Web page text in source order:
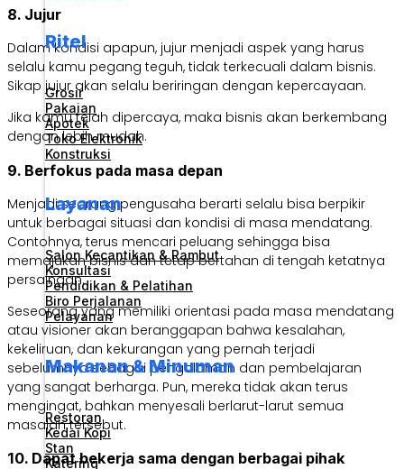
Ritel
Grosir
Pakaian
Apotek
Toko Elektronik
Konstruksi
Layanan
Salon Kecantikan & Rambut
Konsultasi
Pendidikan & Pelatihan
Biro Perjalanan
Pelayanan
Makanan & Minuman
Restoran
Kedai Kopi
Stan
Katering
8. Jujur
Dalam kondisi apapun, jujur menjadi aspek yang harus
selalu kamu pegang teguh, tidak terkecuali dalam bisnis.
Sikap jujur akan selalu beriringan dengan kepercayaan.
Jika kamu telah dipercaya, maka bisnis akan berkembang
dengan lebih mudah.
9. Berfokus pada masa depan
Menjadi seorang pengusaha berarti selalu bisa berpikir
untuk berbagai situasi dan kondisi di masa mendatang.
Contohnya, terus mencari peluang sehingga bisa
memajukan bisnis dan tetap bertahan di tengah ketatnya
persaingan.
Seseorang yang memiliki orientasi pada masa mendatang
atau visioner akan beranggapan bahwa kesalahan,
kekeliruan, dan kekurangan yang pernah terjadi
sebelumnya sebagai pengalaman dan pembelajaran
yang sangat berharga. Pun, mereka tidak akan terus
mengingat, bahkan menyesali berlarut-larut semua
masalah tersebut.
10. Dapat bekerja sama dengan berbagai pihak